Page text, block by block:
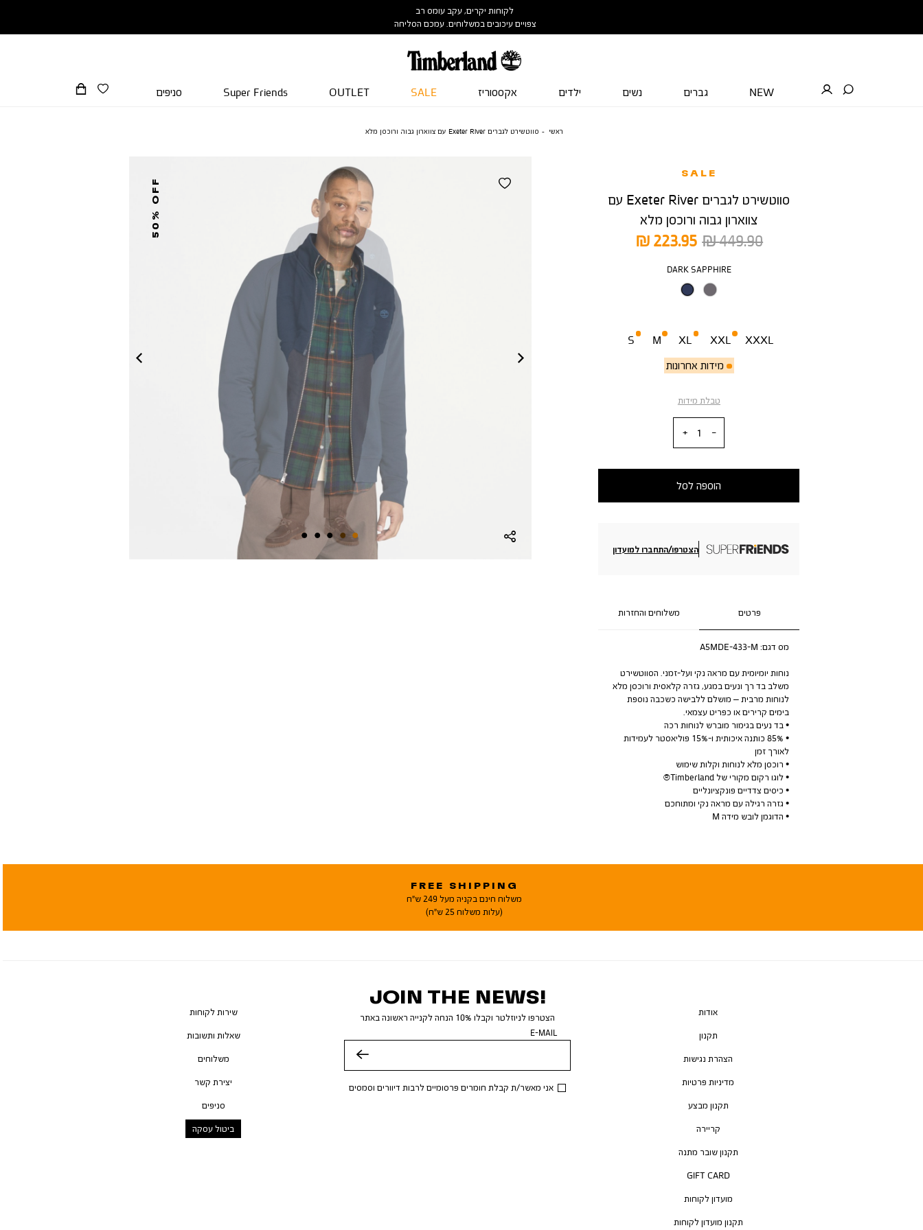
לקוחות יקרים, עקב עומס רב
צפויים עיכובים במשלוחים. עמכם הסליחה
NEW גברים נשים ילדים אקססוריז SALE
OUTLET
Super Friends סניפים
ראשי סווטשירט לגברים Exeter River עם צווארון גבוה ורוכסן מלא
50% OFF
SALE
סווטשירט לגברים Exeter River עם
צווארון גבוה ורוכסן מלא
מחיר
מוצר
223.95 ₪
מחיר
449.90 ₪
צבע
DARK SAPPHIRE
S
מידות אחרונות
M XL XXL XXXL
טבלת מידות
הוספה לסל
הצטרפו/התחברו למועדון
פרטים משלוחים והחזרות
מס דגם: A5MDE-433-M
נוחות יומיומית עם מראה נקי ועל-זמני. הסווטשירט
משלב בד רך ונעים במגע, גזרה קלאסית ורוכסן מלא
לנוחות מרבית – מושלם ללבישה כשכבה נוספת
בימים קרירים או כפריט עצמאי.
• בד נעים בגימור מוברש לנוחות רכה
• 85% כותנה איכותית ו-15% פוליאסטר לעמידות
לאורך זמן
• רוכסן מלא לנוחות וקלות שימוש
• לוגו רקום מקורי של Timberland®
• כיסים צדדיים פונקציונליים
• גזרה רגילה עם מראה נקי ומתוחכם
• הדוגמן לובש מידה M
FREE SHIPPING
משלוח חינם בקניה מעל 249 ש"ח
(עלות משלוח 25 ש"ח)
JOIN THE NEWS!
הצטרפו לניוזלטר וקבלו 10% הנחה לקנייה ראשונה באתר
E-MAIL
אני מאשר/ת קבלת חומרים פרסומיים לרבות דיוורים וסמסים
אודות
תקנון
הצהרת נגישות
מדיניות פרטיות
תקנון מבצע
קריירה
תקנון שובר מתנה
GIFT CARD
מועדון לקוחות
תקנון מועדון לקוחות
שירות לקוחות
שאלות ותשובות
משלוחים
יצירת קשר
סניפים
ביטול עסקה